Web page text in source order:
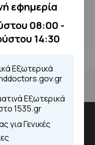
εφημερία
08:00 -
14:30
Εξωτερικά
Εξωτερικά
1535.gr
για Γενικές